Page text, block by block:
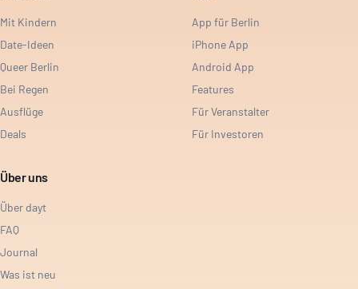
Mit Kindern
Date-Ideen
Queer Berlin
Bei Regen
Ausflüge
Deals
App für Berlin
iPhone App
Android App
Features
Für Veranstalter
Für Investoren
Über uns
Über dayt
FAQ
Journal
Was ist neu